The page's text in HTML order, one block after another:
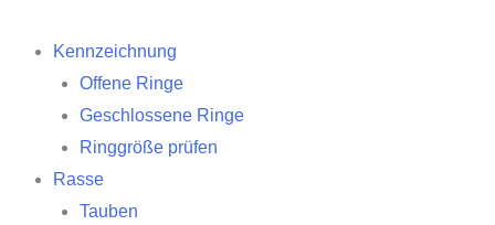
Kennzeichnung
Offene Ringe
Geschlossene Ringe
Ringgröße prüfen
Rasse
Tauben